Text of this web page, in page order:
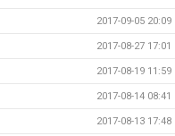
2017-09-05 20:09
2017-08-27 17:01
2017-08-19 11:59
2017-08-14 08:41
2017-08-13 17:48